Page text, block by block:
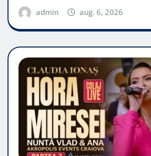
admin aug. 6, 2026